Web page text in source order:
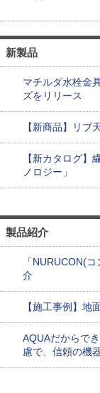
新製品
マチルダ水栓金
ズをリリース
【新商品】リ
【新カタログ
ノロジー」
製品紹介
「NURUCON(
介
【施工事例】地
AQUAだからで
慮で、信頼の機